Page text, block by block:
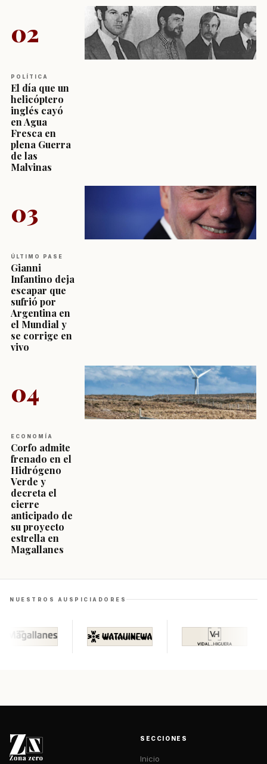
02
POLÍTICA
El día que un
helicóptero
inglés cayó
en Agua
Fresca en
plena Guerra
de las
Malvinas
03
ÚLTIMO PASE
Gianni
Infantino deja
escapar que
sufrió por
Argentina en
el Mundial y
se corrige en
vivo
04
ECONOMÍA
Corfo admite
frenado en el
Hidrógeno
Verde y
decreta el
cierre
anticipado de
su proyecto
estrella en
Magallanes
NUESTROS AUSPICIADORES
SECCIONES
Inicio